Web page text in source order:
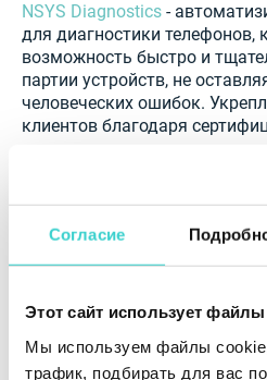
Согласие
Этот сайт использует файлы
Мы используем файлы
трафик, подбирать для вас
NSYS Diagnostics -
для диагностики телефонов,
возможность быстро и
партии устройств, не
человеческих ошибок.
клиентов благодаря
диагностическим отчетам и
клиентов. NSYS Group
ответственный бизнес,